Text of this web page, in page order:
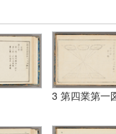
3 第四業第一